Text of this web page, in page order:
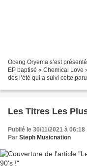
Oceng Oryema s’est
EP baptisé « Chemical Love
dès l’été qui a suivi cette
Les Titres Les
Publié le 30/11/2021 à 06:18
Par Steph Musicnation